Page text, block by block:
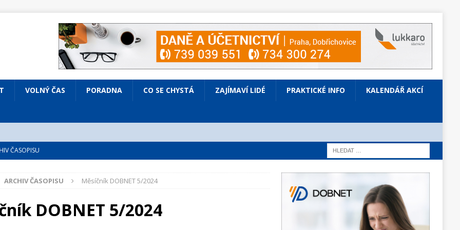
VOLNÝ ČAS PORADNA CO SE CHYSTÁ ZAJÍMAVÍ LIDÉ PRAKTICKÉ INFO KALENDÁŘ AKCÍ
ČASOPISU
VOLNÝ ČAS
Prodaná nevěsta
KULTURA
ARCHIV ČASOPISU Měsíčník DOBNET 5/2024
DOBNET 5/2024